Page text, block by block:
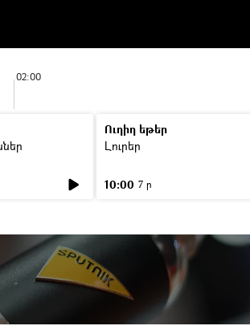
02:00
Ուղիղ եթեր
Լուրեր
10:00 7 ր